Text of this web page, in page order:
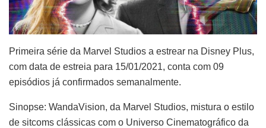
Primeira série da Marvel Studios a estrear na Disney Plus,
com data de estreia para 15/01/2021, conta com 09
episódios já confirmados semanalmente.
Sinopse: WandaVision, da Marvel Studios, mistura o estilo
de sitcoms clássicas com o Universo Cinematográfico da